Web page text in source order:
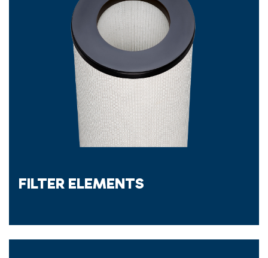
FILTER ELEMENTS